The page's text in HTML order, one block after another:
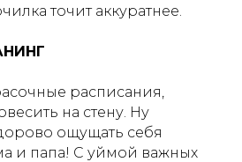
точит аккуратнее.
расписания,
на стену. Ну
ощущать себя
и папа! С уймой важных